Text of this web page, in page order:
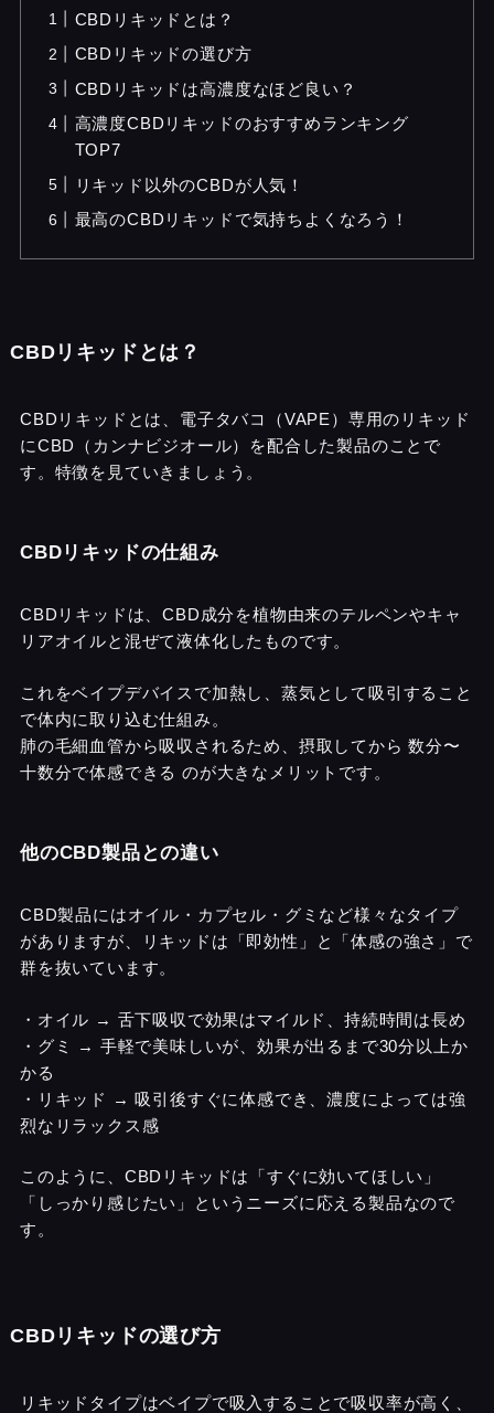
CBDリキッドとは？
CBDリキッドの選び方
CBDリキッドは高濃度なほど良い？
高濃度CBDリキッドのおすすめランキング
TOP7
リキッド以外のCBDが人気！
最高のCBDリキッドで気持ちよくなろう！
CBDリキッドとは？
CBDリキッドとは、電子タバコ（VAPE）専用のリキッド
にCBD（カンナビジオール）を配合した製品のことで
す。特徴を見ていきましょう。
CBDリキッドの仕組み
CBDリキッドは、CBD成分を植物由来のテルペンやキャ
リアオイルと混ぜて液体化したものです。
これをベイプデバイスで加熱し、蒸気として吸引すること
で体内に取り込む仕組み。
肺の毛細血管から吸収されるため、摂取してから 数分〜
十数分で体感できる のが大きなメリットです。
他のCBD製品との違い
CBD製品にはオイル・カプセル・グミなど様々なタイプ
がありますが、リキッドは「即効性」と「体感の強さ」で
群を抜いています。
・オイル → 舌下吸収で効果はマイルド、持続時間は長め
・グミ → 手軽で美味しいが、効果が出るまで30分以上か
かる
・リキッド → 吸引後すぐに体感でき、濃度によっては強
烈なリラックス感
このように、CBDリキッドは「すぐに効いてほしい」
「しっかり感じたい」というニーズに応える製品なので
す。
CBDリキッドの選び方
リキッドタイプはベイプで吸入することで吸収率が高く、